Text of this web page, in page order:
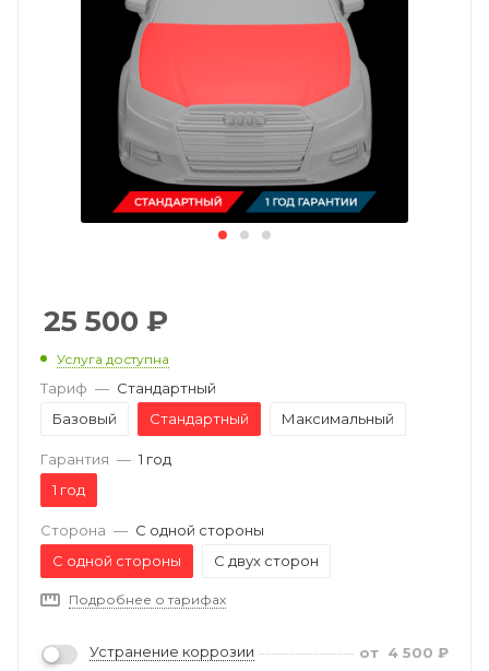
25 500 ₽
Услуга доступна
Тариф — Стандартный
Базовый
Стандартный Максимальный
Гарантия — 1 год
1 год
Сторона — С одной стороны
С одной стороны
С двух сторон
Подробнее о тарифах
Устранение коррозии от 4 500 ₽